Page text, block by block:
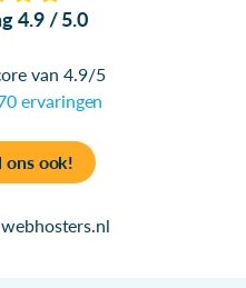
4.9 / 5.0
van 4.9/5
ervaringen
ons ook!